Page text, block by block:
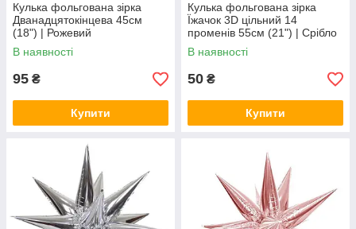
Кулька фольгована зірка
Дванадцятокінцева 45см
(18") | Рожевий
В наявності
95 ₴
Купити
Кулька фольгована зірка
Їжачок 3D цільний 14
променів 55см (21") | Срібло
В наявності
50 ₴
Купити